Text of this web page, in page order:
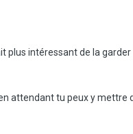
plus intéressant de la
attendant tu peux y mettre